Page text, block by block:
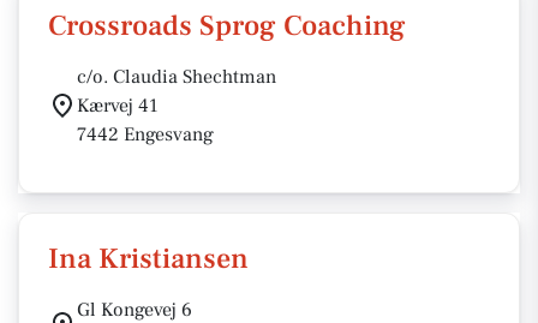
Crossroads Sprog Coaching
c/o. Claudia Shechtman
Kærvej 41
7442 Engesvang
Ina Kristiansen
Gl Kongevej 6